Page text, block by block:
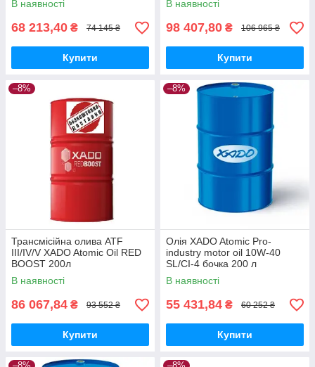
В наявності
68 213,40 ₴ 74 145 ₴
Купити
В наявності
98 407,80 ₴ 106 965 ₴
Купити
–8%
Трансмісійна олива ATF
III/IV/V XADO Atomic Oil RED
BOOST 200л
В наявності
86 067,84 ₴ 93 552 ₴
Купити
–8%
Олія XADO Atomic Pro-
industry motor oil 10W-40
SL/CI-4 бочка 200 л
В наявності
55 431,84 ₴ 60 252 ₴
Купити